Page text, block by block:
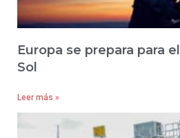
Europa se prepara para
Sol
Leer más »